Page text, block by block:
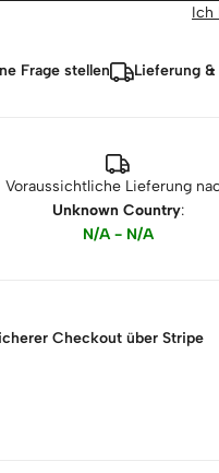
Ich
Frage stellen Lieferung
Voraussichtliche Lieferung
Unknown Country:
N/A - N/A
Checkout über Stripe